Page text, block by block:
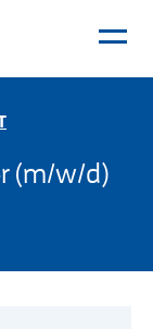
(m/w/d)